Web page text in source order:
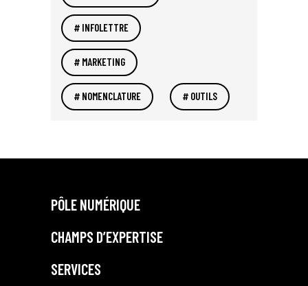
INFOLETTRE
MARKETING
NOMENCLATURE OUTILS
PÔLE NUMÉRIQUE
CHAMPS D’EXPERTISE
SERVICES